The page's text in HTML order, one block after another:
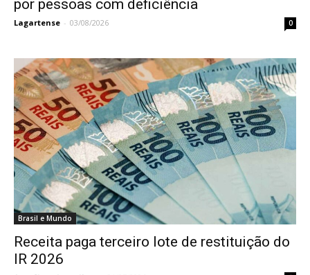
por pessoas com deficiência
Lagartense - 03/08/2026 0
Brasil e Mundo
Receita paga terceiro lote de restituição do
IR 2026